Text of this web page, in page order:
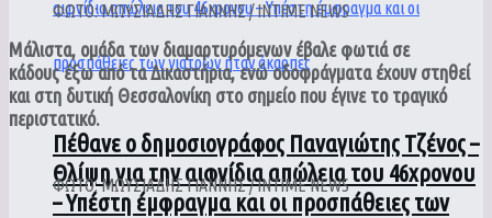
Πέθανε ο δημοσιογράφος Παναγιώτης Τζένος –
Θλίψη για την αιφνίδια απώλεια του 46χρονου
– Υπέστη έμφραγμα και οι προσπάθειες των
ΦΩΤΟ: ΜΩΥΣΙΑΔΗΣ ΓΙΑΝΝΗΣ / INTIME NEWS
Μάλιστα, ομάδα των διαμαρτυρόμενων έβαλε φωτιά σε
κάδους έξω από τα Δικαστήρια, ενώ οδοφράγματα έχουν στηθεί
και στη δυτική Θεσσαλονίκη στο σημείο που έγινε το τραγικό
περιστατικό.
ΦΩΤΟ: ΜΩΥΣΙΑΔΗΣ ΓΙΑΝΝΗΣ / INTIME NEWS